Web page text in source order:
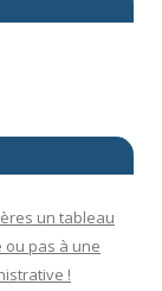
un tableau
ou pas à une
!